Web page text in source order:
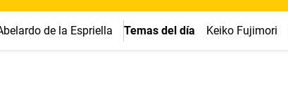
de la Espriella Temas del día Keiko Fujimori